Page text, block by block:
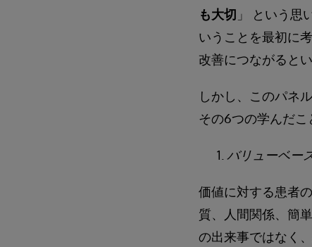
も大切 」 という思
いうことを最初に
改善につながると
しかし、このパネ
その6つの学んだこ
バリューベー
価値に対する患者
質、人間関係、簡
の出来事ではなく